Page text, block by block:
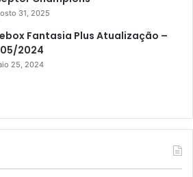
31, 2025
Fantasia Plus Atualização –
2024
25, 2024